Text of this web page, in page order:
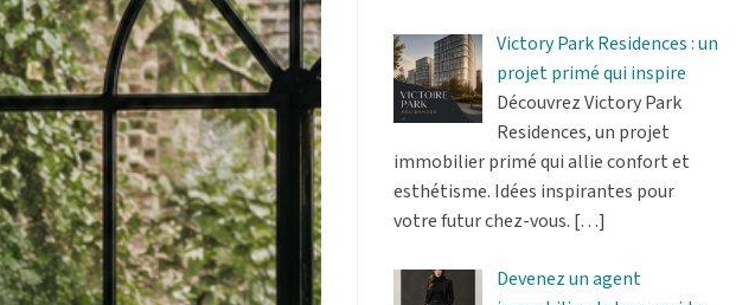
Victory Park Residences : un
projet primé qui inspire
Découvrez Victory Park
Residences, un projet
immobilier primé qui allie confort et
esthétisme. Idées inspirantes pour
votre futur chez-vous. […]
Devenez un agent